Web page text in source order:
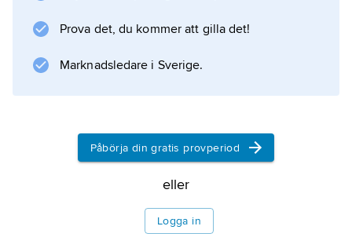
Prova det, du kommer att gilla det!
Marknadsledare i Sverige.
Påbörja din gratis provperiod
eller
Logga in